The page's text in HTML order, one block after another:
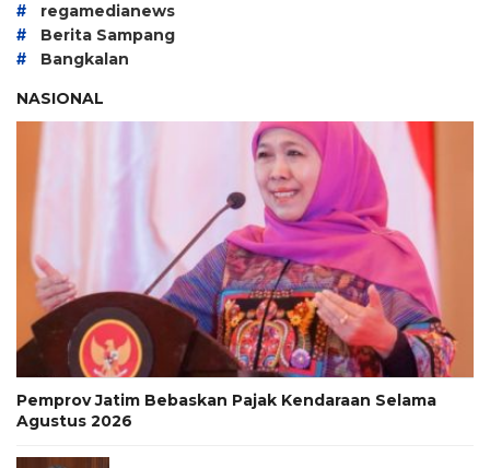
# regamedianews
# Berita Sampang
#
Bangkalan
NASIONAL
Pemprov Jatim Bebaskan Pajak Kendaraan Selama
Agustus 2026